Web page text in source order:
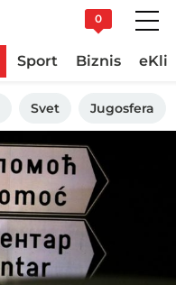
0
Sport Biznis
Svet Jugosfera